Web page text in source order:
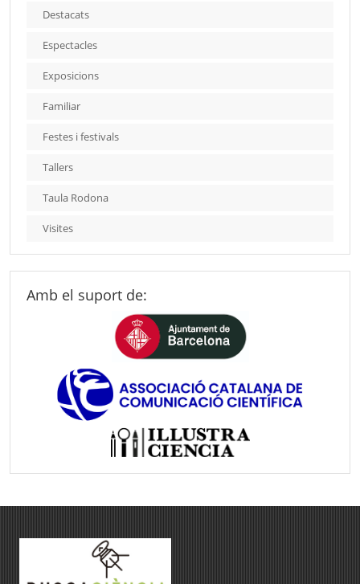
Destacats
Espectacles
Exposicions
Familiar
Festes i festivals
Tallers
Taula Rodona
Visites
Amb el suport de: